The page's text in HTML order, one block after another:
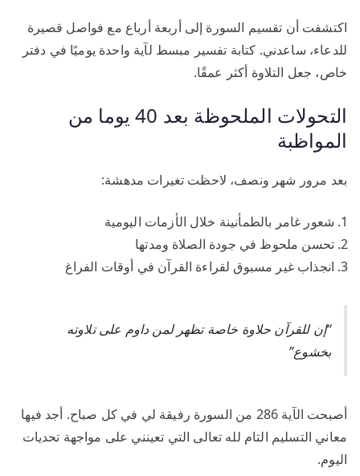
اكتشفت أن تقسيم السورة إلى أربعة أرباع مع فواصل قصيرة
للدعاء، ساعدني. كتابة تفسير مبسط لآية واحدة يوميًا في دفتر
خاص، جعل التلاوة أكثر عمقًا.
التحولات الملحوظة بعد 40 يوما من
المواظبة
بعد مرور شهر ونصف، لاحظت تغيرات مدهشة:
شعور غامر بالطمأنينة خلال الأزمات اليومية
تحسن ملحوظ في جودة الصلاة ومدتها
انجذاب غير مسبوق لقراءة القرآن في أوقات الفراغ
“إن للقرآن حلاوة خاصة تظهر لمن داوم على تلاوته
بخشوع”
أصبحت الآية 286 من السورة رفيقة لي في كل صباح. أجد فيها
معاني التسليم التام لله تعالى التي تعينني على مواجهة تحديات
اليوم.